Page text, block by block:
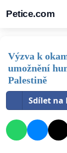
Petice.com
Výzva k
umožnění
Palestině
Sdílet na